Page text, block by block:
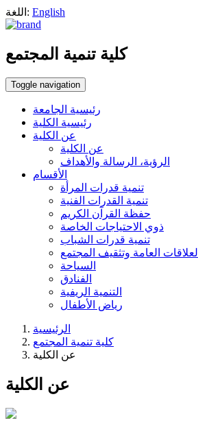
اللغة: English
كلية تنمية المجتمع
Toggle navigation
رئيسية الجامعة
رئيسية الكلية
عن الكلية
عن الكلية
الرؤية، الرسالة والأهداف
الأقسام
تنمية قدرات المرأة
تنمية القدرات الفنية
حفظة القرآن الكريم
ذوي الاحتياجات الخاصة
تنمية قدرات الشباب
العلاقات العامة وتثقيف المجتمع
السياحة
الفنادق
التنمية الريفية
رياض الأطفال
الرئيسية
كلية تنمية المجتمع
عن الكلية
عن الكلية